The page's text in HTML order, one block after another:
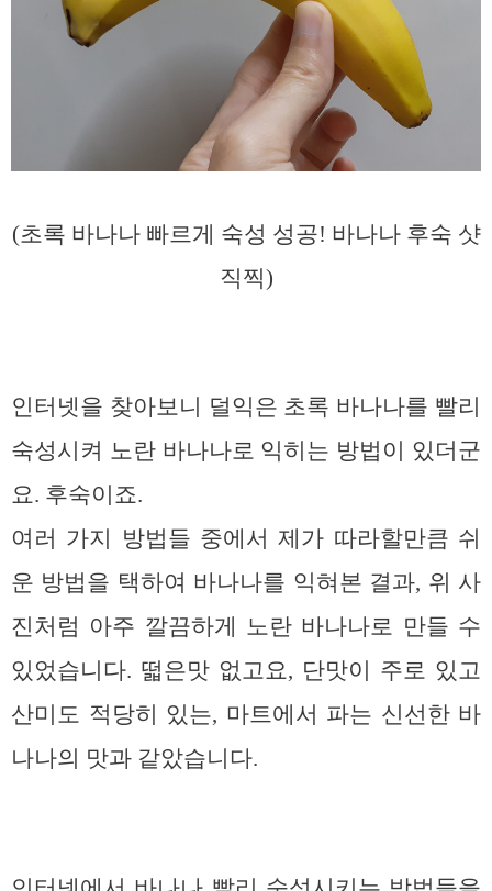
(초록 바나나 빠르게 숙성 성공! 바나나 후숙 샷
직찍)
인터넷을 찾아보니 덜익은 초록 바나나를 빨리
숙성시켜 노란 바나나로 익히는 방법이 있더군
요. 후숙이죠.
여러 가지 방법들 중에서 제가 따라할만큼 쉬
운 방법을 택하여 바나나를 익혀본 결과, 위 사
진처럼 아주 깔끔하게 노란 바나나로 만들 수
있었습니다. 떫은맛 없고요, 단맛이 주로 있고
산미도 적당히 있는, 마트에서 파는 신선한 바
나나의 맛과 같았습니다.